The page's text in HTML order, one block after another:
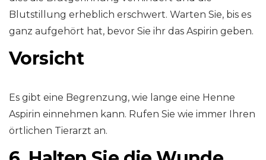
Blutstillung erheblich erschwert. Warten Sie, bis es
ganz aufgehört hat, bevor Sie ihr das Aspirin geben.
Vorsicht
Es gibt eine Begrenzung, wie lange eine Henne
Aspirin einnehmen kann. Rufen Sie wie immer Ihren
örtlichen Tierarzt an.